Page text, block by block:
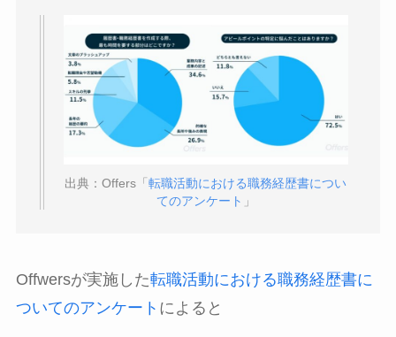
出典：Offers「転職活動における職務経歴書につい
てのアンケート 」
Offwersが実施した転職活動における職務経歴書に
ついてのアンケート によると